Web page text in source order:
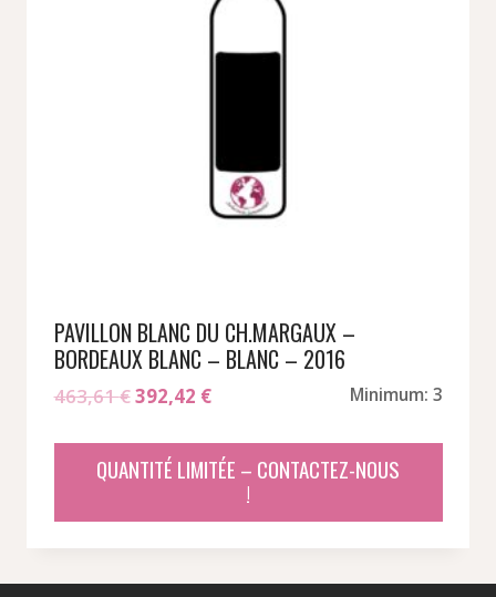
PAVILLON BLANC DU CH.MARGAUX –
BORDEAUX BLANC – BLANC – 2016
463,61€Le
initial
était :
392,42 €Le
actuel
est :
Minimum: 3
QUANTITÉ LIMITÉE – CONTACTEZ-NOUS
!